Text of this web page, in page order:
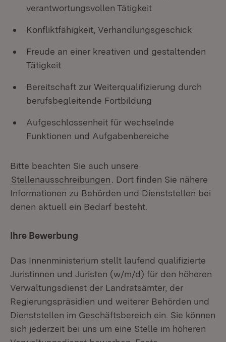
verantwortungsvollen Tätigkeit
Konfliktfähigkeit, Verhandlungsgeschick
Freude an einer kreativen und gestaltenden
Tätigkeit
Bereitschaft zur Weiterqualifizierung durch
berufsbegleitende Fortbildung
Aufgeschlossenheit für wechselnde
Funktionen und Aufgabenbereiche
Bitte beachten Sie auch unsere
Stellenausschreibungen
. Dort finden Sie nähere
Informationen zu Behörden und Dienststellen bei
denen aktuell ein Bedarf besteht.
Ihre Bewerbung
Das Innenministerium stellt laufend qualifizierte
Juristinnen und Juristen (w/m/d) für den höheren
Verwaltungsdienst der Landratsämter, der
Regierungspräsidien und weiterer Behörden und
Dienststellen im Geschäftsbereich ein. Sie können
sich jederzeit bei uns um eine Stelle im höheren